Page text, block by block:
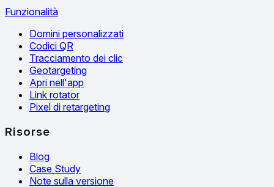
Funzionalità
Domini personalizzati
Codici QR
Tracciamento dei clic
Geotargeting
Apri nell'app
Link rotator
Pixel di retargeting
Risorse
Blog
Case Study
Note sulla versione